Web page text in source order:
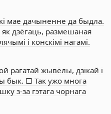
мае дачыненне да быдла.
як дзёгаць, размешаная
і конскімі нагамі.
рагатай жывёлы, дзікай і
бык. □ Так ужо многа
з-за гэтага чорнага